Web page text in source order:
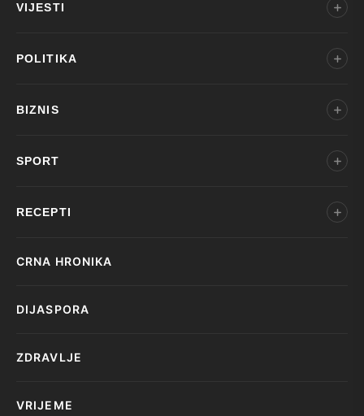
VIJESTI
POLITIKA
BIZNIS
SPORT
RECEPTI
CRNA HRONIKA
DIJASPORA
ZDRAVLJE
VRIJEME